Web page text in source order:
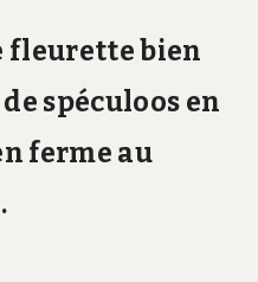
fleurette bien
spéculoos en
ferme au